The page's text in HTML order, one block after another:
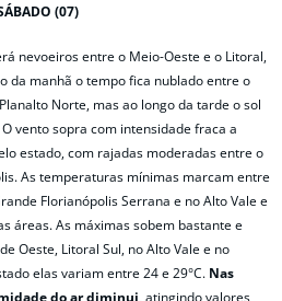
(07)
nevoeiros entre o Meio-Oeste e o Litoral,
da manhã o tempo fica nublado entre o
Norte, mas ao longo da tarde o sol
vento sopra com intensidade fraca a
estado, com rajadas moderadas entre o
As temperaturas mínimas marcam entre
Florianópolis Serrana e no Alto Vale e
áreas. As máximas sobem bastante e
Oeste, Litoral Sul, no Alto Vale e no
elas variam entre 24 e 29°C. Nas
do ar diminui,atingindo valores